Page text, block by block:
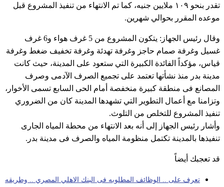
تقدر بنحو ١٠٩ ملايين جنيه، كما تم الانتهاء من تنفيذ المشروع قبل
موعده المقرر بحوالي شهرين.
وقال رئيس الجهاز: يتكون المشروع من 5 غرف هواء و6 غرف
غسيل وغرفة صمام حاجز وغرفة تهدئة وغرفة تخفيف ضغط وغرفة
قياس، مؤكداً الفائدة الكبيرة التي ستعود على المدينة، حيث كانت
مدينة بدر منذ نشأتها تعتمد على تجميع الصرف الآدمى وصرف
المصانع فى منطقة كبيرة منخفصة أمام الحى السابع تسمى الأخوار،
وتزامنا مع أعمال التطوير التي تشهدها المدينة كان من الضروري
تنفيذ المشروع للتخلص من التلوث.
وأشار رئيس الجهاز إلى أنه بعد الانتهاء من محطة المياه الجارى
تنفيذها بالمدينة تكتمل منظومة المياه والصرف فى مدينة بدر.
قد تعجبك أيضاً
تعرف على .. الوظائف المطلوبه فى البنك الاهلي المصري .. وطريقه